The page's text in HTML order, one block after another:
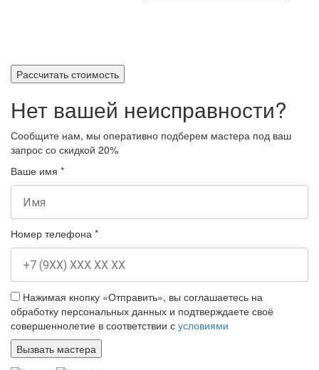
Рассчитать стоимость
Нет вашей неисправности?
Сообщите нам, мы оперативно подберем мастера под ваш
запрос со скидкой 20%
Ваше имя *
Номер телефона *
Нажимая кнопку «Отправить», вы соглашаетесь на
обработку персональных данных и подтверждаете своё
совершеннолетие в соответствии с условиями